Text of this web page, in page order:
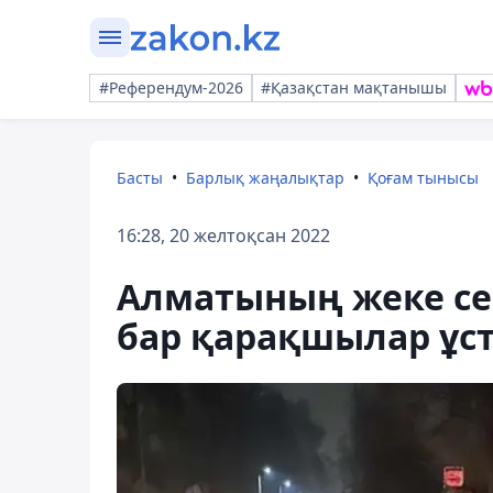
#Референдум-2026 #Қазақстан мақтанышы
Басты Барлық жаңалықтар Қоғам тынысы
16:28, 20 желтоқсан 2022
Алматының жеке
бар қарақшылар